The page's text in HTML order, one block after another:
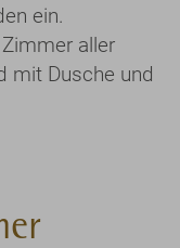
ein.
aller
mit Dusche und